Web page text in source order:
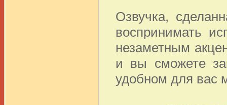
Озвучка,
воспринимать
незаметным
и вы сможете
удобном для вас